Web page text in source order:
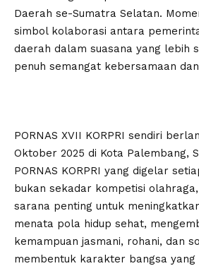
Daerah se-Sumatra Selatan.
simbol kolaborasi antara
daerah dalam suasana yang lebih
penuh semangat kebersamaan
PORNAS XVII KORPRI sendiri
Oktober 2025 di Kota Palembang,
PORNAS KORPRI yang digelar
bukan sekadar kompetisi
sarana penting untuk
menata pola hidup sehat,
kemampuan jasmani, rohani, dan
membentuk karakter bangsa